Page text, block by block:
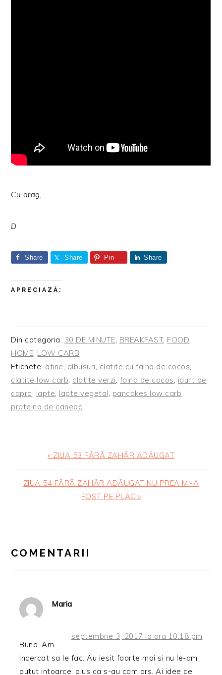
Cu drag,
D
Share Share Pin Share
APRECIAZĂ:
Din categoria: 30 DE MINUTE BREAKFAST, FOOD
HOME LOW CARB
Etichete: afine albusuri clatite cu faina de cocos
clatite low carb clatite verzi faina de cocos iaurt de
capra lapte lapte vegetal pancakes low carb
proteina de canepa
Articol
anterior:
« ZIUA 53 FĂRĂ ZAHĂR ADĂUGAT
Articolul
ZIUA 54 FĂRĂ ZAHĂR ADĂUGAT NU PREA MI-A
FOST PE PLAC »
INTERACTIONS
COMENTARII
Maria
septembrie 3, 2017 la ora 10:18 pm
Buna. Am
incercat sa le fac. Au iesit foarte moi si nu le-am
putut intoarce, plus ca s-au cam ars. Ai idee ce